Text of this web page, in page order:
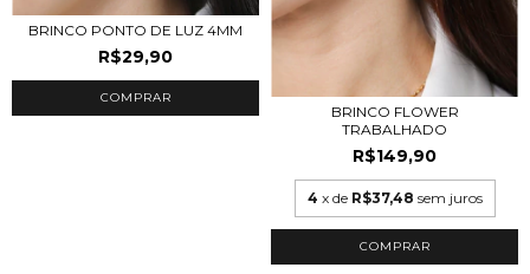
BRINCO PONTO DE LUZ 4MM
R$29,90
COMPRAR
BRINCO FLOWER
TRABALHADO
R$149,90
4 x de R$37,48 sem juros
COMPRAR